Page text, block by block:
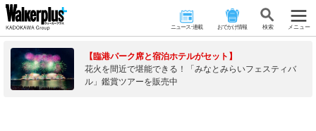
ニュース･連載 おでかけ情報 検 索 メニュー
【臨港パーク席と宿泊ホテルがセット】
花火を間近で堪能できる！「みなとみらいフェスティバ
ル」鑑賞ツアーを販売中